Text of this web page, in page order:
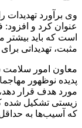
وی برآورد تهدیدات
عنوان کرد و افزود:
است که باید بیشتر
مثبت، تهدیداتی
معاون امور سلامت
پدیده نوظهور
مورد هدف قرار دهد،
زیستی تشکیل شده
که آسیب‌ها به